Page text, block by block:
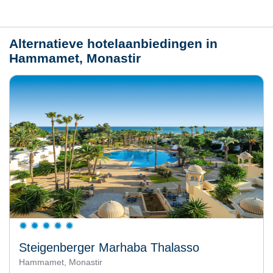
Alternatieve hotelaanbiedingen in
Hammamet, Monastir
Steigenberger Marhaba Thalasso
Hammamet, Monastir